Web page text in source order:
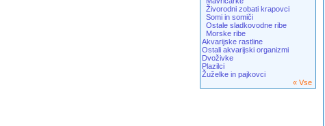
Živorodni zobati krapovci
Somi in somiči
Ostale sladkovodne ribe
Morske ribe
Akvarijske rastline
Ostali akvarijski organizmi
Dvoživke
Plazilci
Žuželke in pajkovci
« Vse